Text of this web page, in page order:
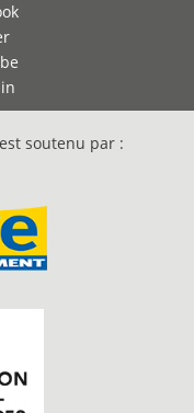
soutenu par :